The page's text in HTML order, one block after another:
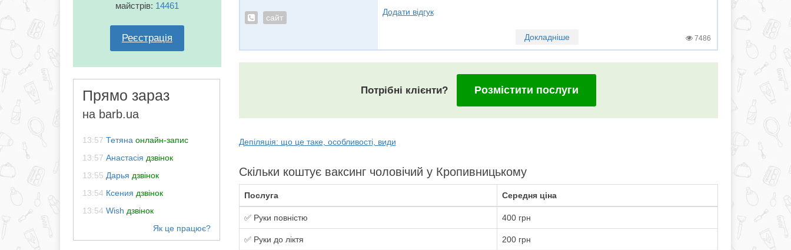
майстрів: 14461
Реєстрація
Прямо зараз
на barb.ua
13:57 Тетяна онлайн-запис
13:57 Анастасія дзвінок
13:55 Дарья дзвінок
13:54 Ксения дзвінок
13:54 Wish дзвінок
сайт
Додати відгук
Докладніше 7486
Потрібні клієнти? Розмістити послуги
Депіляція: що це таке, особливості, види
Скільки коштує ваксинг чоловічий у Кропивницькому
Послуга Середня ціна
✅ Руки повністю 400 грн
✅ Руки до ліктя 200 грн